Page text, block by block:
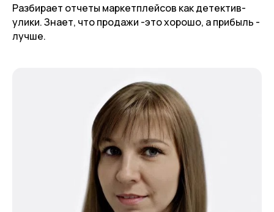
Разбирает отчеты маркетплейсов как детектив-
улики. Знает, что продажи -это хорошо, а прибыль -
лучше.